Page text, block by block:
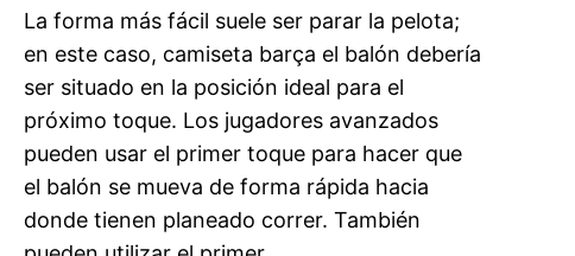
La forma más fácil suele ser parar la pelota;
en este caso, camiseta barça el balón debería
ser situado en la posición ideal para el
próximo toque. Los jugadores avanzados
pueden usar el primer toque para hacer que
el balón se mueva de forma rápida hacia
donde tienen planeado correr. También